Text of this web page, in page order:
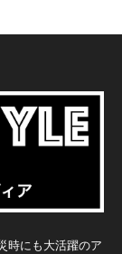
時にも大活躍のア